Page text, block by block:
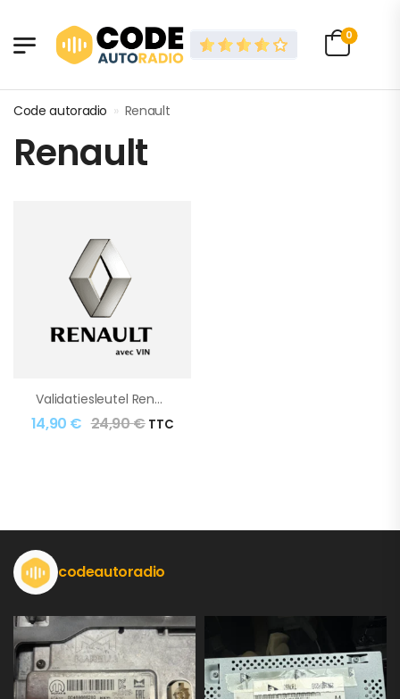
0
Code autoradio » Renault
Renault
Validatiesleutel Renault
14,90 € 24,90€ TTC
codeautoradio